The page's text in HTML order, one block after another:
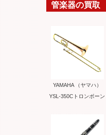
管楽器の買取
YAMAHA （ヤマハ）
YSL-350Cトロンボーン